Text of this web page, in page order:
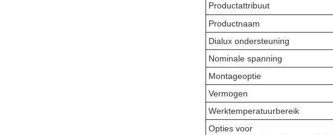
Productattribuut
Productnaam
Dialux ondersteuning
Nominale spanning
Montageoptie
Vermogen
Werktemperatuurbereik
Opties voor